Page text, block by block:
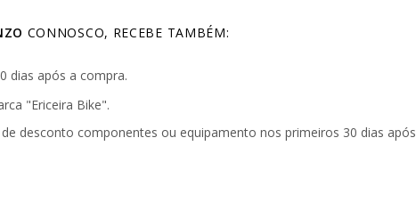
CONNOSCO, RECEBE TAMBÉM:
dias após a compra.
"Ericeira Bike".
desconto componentes ou equipamento nos primeiros 30 dias após